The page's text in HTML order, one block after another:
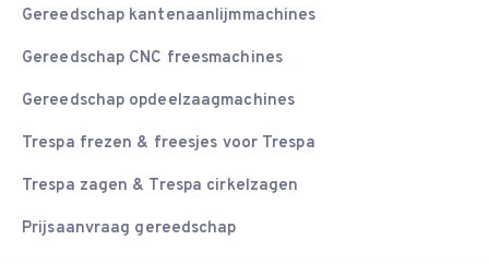
Gereedschap kantenaanlijmmachines
Gereedschap CNC freesmachines
Gereedschap opdeelzaagmachines
Trespa frezen & freesjes voor Trespa
Trespa zagen & Trespa cirkelzagen
Prijsaanvraag gereedschap